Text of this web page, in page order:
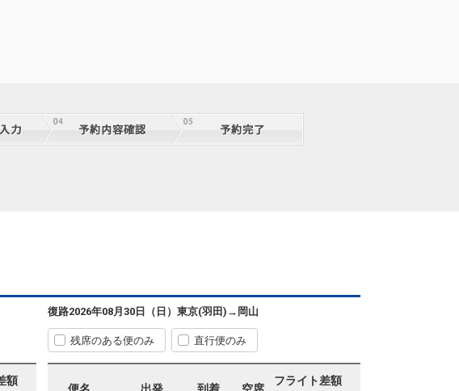
額
円
復路2026年08月30日（日） 東京(羽田) → 岡山
残席のある便のみ 直行便のみ
フライト差額